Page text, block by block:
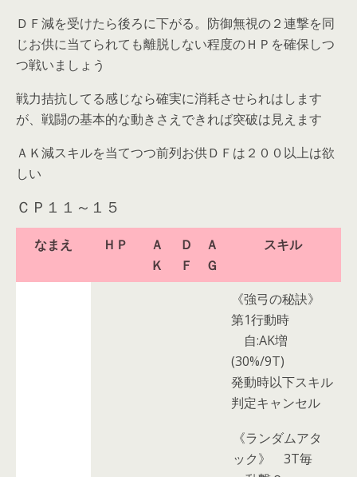
ＤＦ減を受けたら後ろに下がる。防御無視の２連撃を同
じお供に当てられても離脱しない程度のＨＰを確保しつ
つ戦いましょう
戦力拮抗してる感じなら確実に消耗させられはします
が、戦闘の基本的な動きさえできれば突破は見えます
ＡＫ減スキルを当てつつ前列お供ＤＦは２００以上は欲
しい
ＣＰ１１～１５
なまえ ＨＰ
Ａ
Ｋ
Ｄ
Ｆ
Ａ
Ｇ
スキル
《強弓の秘訣》
第1行動時
自:AK増
(30%/9T)
発動時以下スキル
判定キャンセル
《ランダムアタ
ック》 3T毎